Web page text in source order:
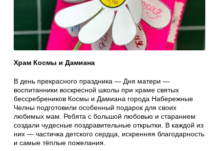
Храм Космы и Дамиана
В день прекрасного праздника — Дня матери —
воспитанники воскресной школы при храме святых
бессребреников Космы и Дамиана города Набережные
Челны подготовили особенный подарок для своих
любимых мам. Ребята с большой любовью и старанием
создали чудесные поздравительные открытки. В каждой из
них — частичка детского сердца, искренняя благодарность
и самые тёплые пожелания.